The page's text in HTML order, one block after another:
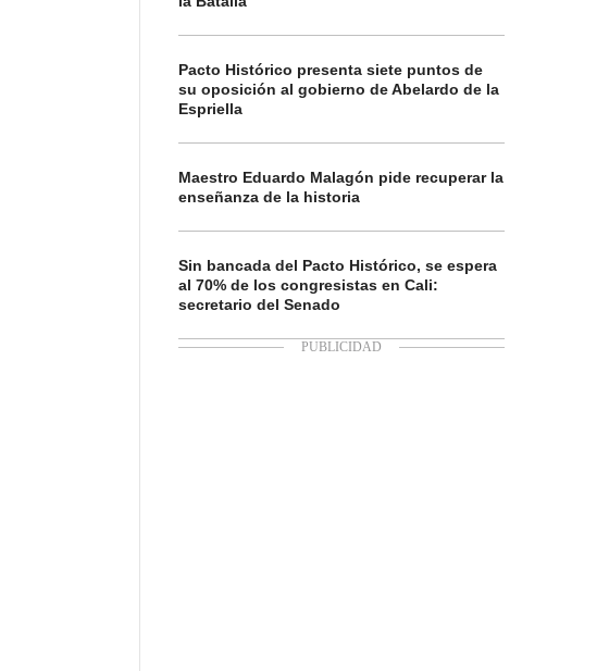
Pacto Histórico presenta siete puntos de
su oposición al gobierno de Abelardo de la
Espriella
Maestro Eduardo Malagón pide recuperar la
enseñanza de la historia
Sin bancada del Pacto Histórico, se espera
al 70% de los congresistas en Cali:
secretario del Senado